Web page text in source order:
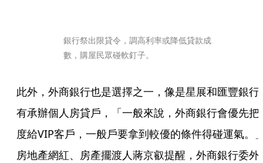
銀行祭出限貸令，調高利率或降低貸款成
數，購屋民眾碰軟釘子。
此外，外商銀行也是選擇之一，像是星展和匯豐銀行
有承辦個人房貸戶，「一般來說，外商銀行會優先把
度給VIP客戶，一般戶要拿到較優的條件得碰運氣。
房地產網紅、房產擺渡人蔣京叡提醒，外商銀行委外